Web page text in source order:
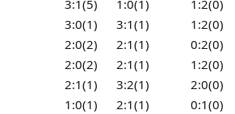
3:1(5) 1:0(1)
1:2(0)
3:0(1) 3:1(1)
1:2(0)
2:0(2) 2:1(1)
0:2(0)
2:0(2) 2:1(1)
1:2(0)
2:1(1) 3:2(1)
2:0(0)
1:0(1) 2:1(1) 0:1(0)